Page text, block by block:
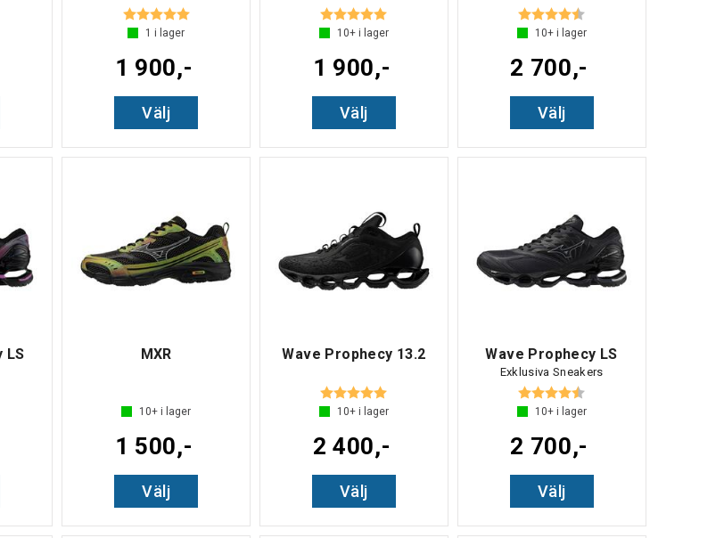
utav 5 stjärnor Betyg: 5.0 utav 5 stjärnor
1 i lager
1 900,-
Välj
Betyg:
10+i lager
1 900,-
Välj
Betyg:
10+i lager
2 700,-
Välj
LS
utav 5 stjärnor
MXR
10+ i lager
1 500,-
Välj
Wave Prophecy 13.2
Betyg:
10+i lager
2 400,-
Välj
Wave Prophecy LS
Exklusiva Sneakers
Betyg:
10+i lager
2 700,-
Välj